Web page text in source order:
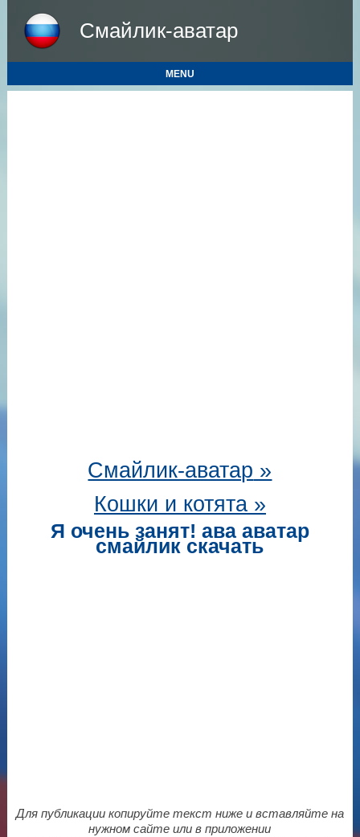
Смайлик-аватар
MENU
Смайлик-аватар »
Кошки и котята »
Я очень занят! ава аватар
смайлик скачать
Для публикации копируйте текст ниже и вставляйте на
нужном сайте или в приложении